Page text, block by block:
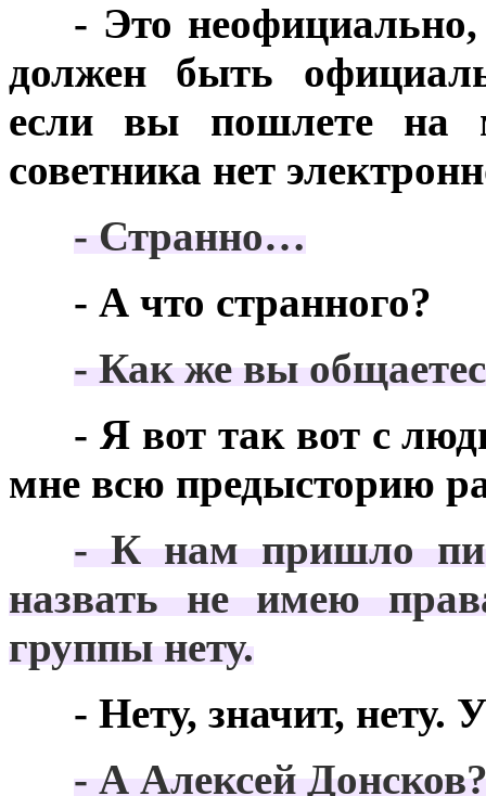
- Это
должен быть
если вы пошлете
советника нет
- Странно…
- А что странного?
- Как же вы
- Я вот так вот с
мне всю предысторию
- К нам пришло
назвать не имею
группы нету.
- Нету, значит, нету.
- А Алексей